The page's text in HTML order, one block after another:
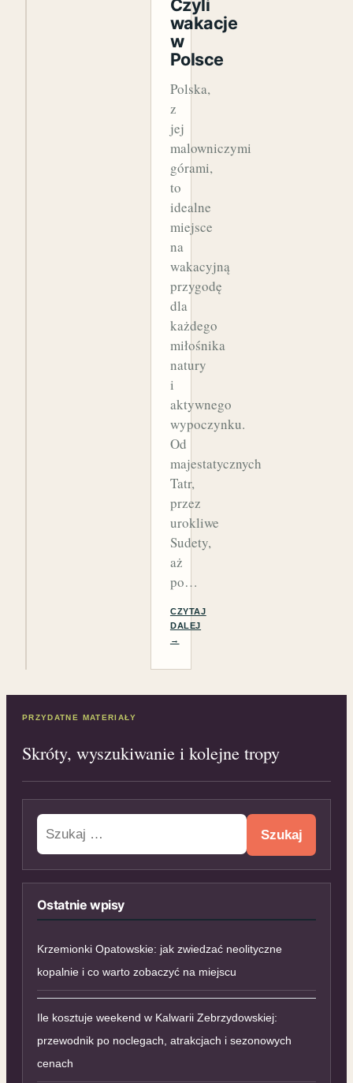
Czyli
wakacje
w
Polsce
Polska,
z
jej
malowniczymi
górami,
to
idealne
miejsce
na
wakacyjną
przygodę
dla
każdego
miłośnika
natury
i
aktywnego
wypoczynku.
Od
majestatycznych
Tatr,
przez
urokliwe
Sudety,
aż
po…
CZYTAJ
DALEJ
→
PRZYDATNE MATERIAŁY
Skróty, wyszukiwanie i kolejne tropy
Szukaj:
Ostatnie wpisy
Krzemionki Opatowskie: jak zwiedzać neolityczne
kopalnie i co warto zobaczyć na miejscu
Ile kosztuje weekend w Kalwarii Zebrzydowskiej:
przewodnik po noclegach, atrakcjach i sezonowych
cenach